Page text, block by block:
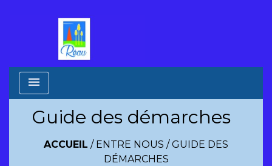
menu
Guide des démarches
ACCUEIL / ENTRE NOUS /GUIDE DES
DÉMARCHES